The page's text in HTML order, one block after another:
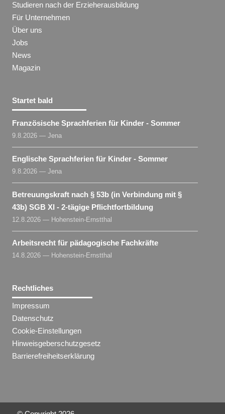
Studieren nach der Erzieherausbildung
Für Unternehmen
Über uns
Jobs
News
Magazin
Startet bald
Französische Sprachferien für Kinder - Sommer
9.8.2026 — Jena
Englische Sprachferien für Kinder - Sommer
9.8.2026 — Jena
Betreuungskraft nach § 53b (in Verbindung mit §
43b) SGB XI - 2-tägige Pflichtfortbildung
12.8.2026 — Hohenstein-Ernstthal
Arbeitsrecht für pädagogische Fachkräfte
14.8.2026 — Hohenstein-Ernstthal
Rechtliches
Impressum
Datenschutz
Cookie-Einstellungen
Hinweisgeberschutzgesetz
Barrierefreiheitserklärung